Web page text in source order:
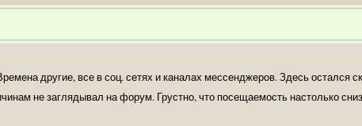
другие, все в соц. сетях и каналах мессенджеров. Здесь остался
не заглядывал на форум. Грустно, что посещаемость настолько